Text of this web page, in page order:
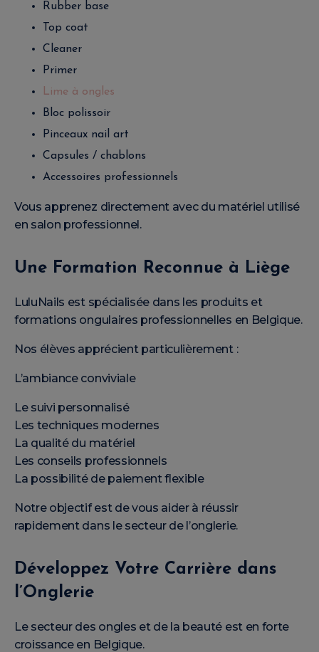
Rubber base
Top coat
Cleaner
Primer
Lime à ongles
Bloc polissoir
Pinceaux nail art
Capsules / chablons
Accessoires professionnels
Vous apprenez directement avec du matériel utilisé
en salon professionnel.
Une Formation Reconnue à Liège
LuluNails est spécialisée dans les produits et
formations ongulaires professionnelles en Belgique.
Nos élèves apprécient particulièrement :
L’ambiance conviviale
Le suivi personnalisé
Les techniques modernes
La qualité du matériel
Les conseils professionnels
La possibilité de paiement flexible
Notre objectif est de vous aider à réussir
rapidement dans le secteur de l’onglerie.
Développez Votre Carrière dans
l’Onglerie
Le secteur des ongles et de la beauté est en forte
croissance en Belgique.